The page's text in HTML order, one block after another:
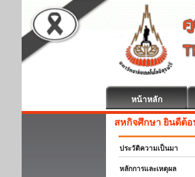
หน้าหลัก
สหกิจศึกษา ยินดีต้อนรับ
ประวัติความเป็นมา
หลักการและเหตุผล